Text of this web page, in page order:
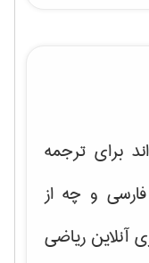
برای ترجمه
و چه از
آنلاین ریاضی